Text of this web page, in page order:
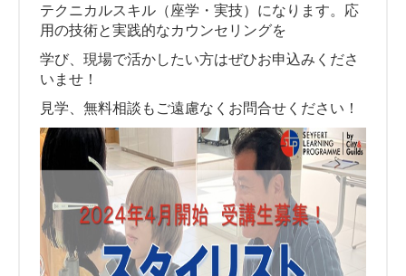
テクニカルスキル（座学・実技）になります。応
用の技術と実践的なカウンセリングを
学び、現場で活かしたい方はぜひお申込みくださ
いませ！
見学、無料相談もご遠慮なくお問合せください！